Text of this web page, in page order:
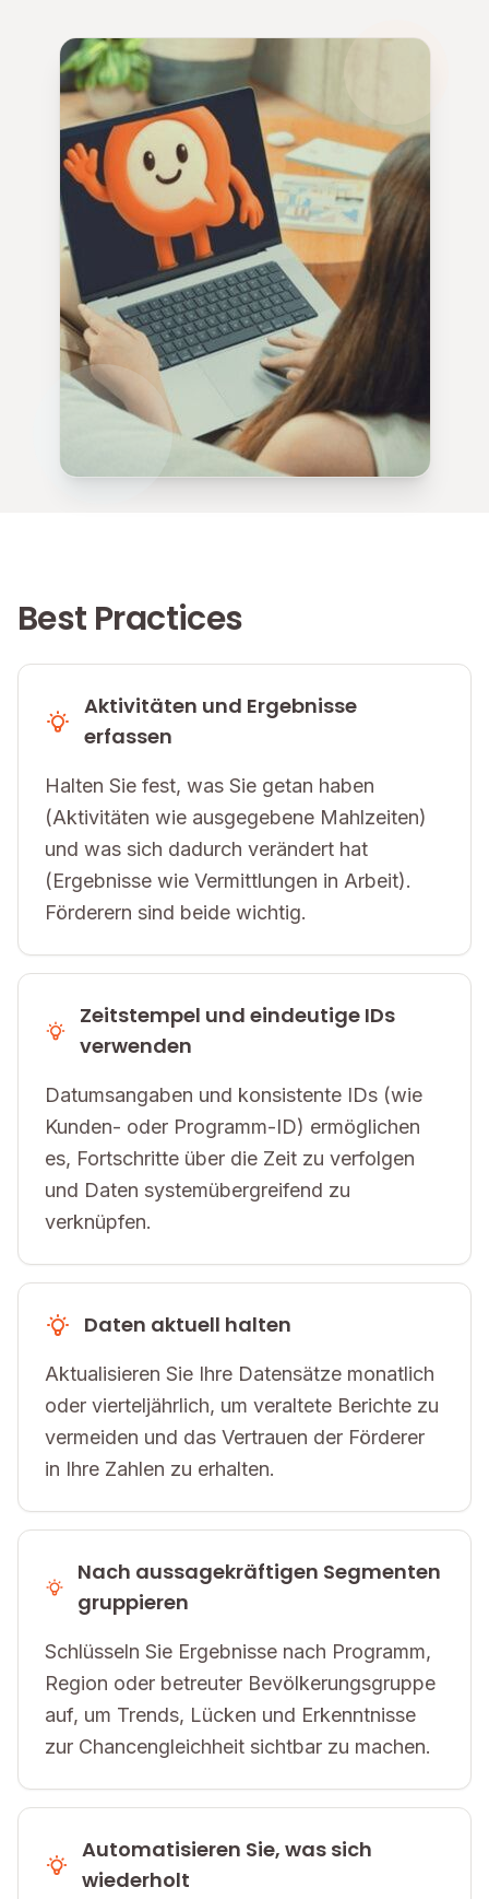
Best Practices
Aktivitäten und Ergebnisse
erfassen
Halten Sie fest, was Sie getan haben
(Aktivitäten wie ausgegebene Mahlzeiten)
und was sich dadurch verändert hat
(Ergebnisse wie Vermittlungen in Arbeit).
Förderern sind beide wichtig.
Zeitstempel und eindeutige IDs
verwenden
Datumsangaben und konsistente IDs (wie
Kunden- oder Programm-ID) ermöglichen
es, Fortschritte über die Zeit zu verfolgen
und Daten systemübergreifend zu
verknüpfen.
Daten aktuell halten
Aktualisieren Sie Ihre Datensätze monatlich
oder vierteljährlich, um veraltete Berichte zu
vermeiden und das Vertrauen der Förderer
in Ihre Zahlen zu erhalten.
Nach aussagekräftigen Segmenten
gruppieren
Schlüsseln Sie Ergebnisse nach Programm,
Region oder betreuter Bevölkerungsgruppe
auf, um Trends, Lücken und Erkenntnisse
zur Chancengleichheit sichtbar zu machen.
Automatisieren Sie, was sich
wiederholt